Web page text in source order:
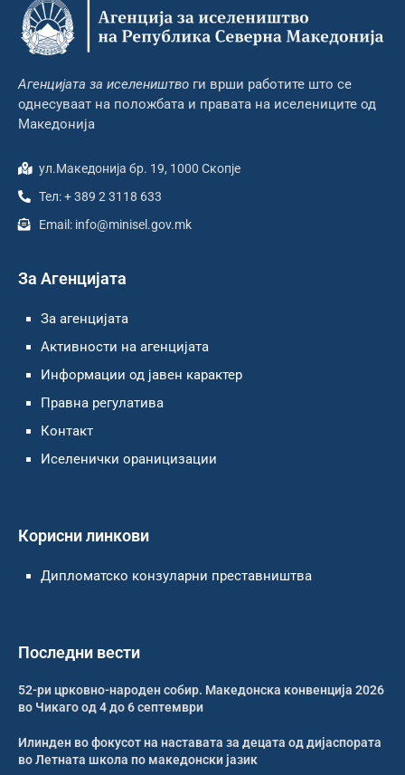
Агенцијата за иселеништво ги врши работите што се
однесуваат на положбата и правата на иселениците од
Македонија
ул.Македонија бр. 19, 1000 Скопје
Тел: + 389 2 3118 633
Email: info@minisel.gov.mk
За Агенцијата
За агенцијата
Активности на агенцијата
Информации од јавен карактер
Правна регулатива
Контакт
Иселенички ораницизации
Корисни линкови
Дипломатско конзуларни преставништва
Последни вести
52-ри црковно-народен собир. Македонска конвенција 2026
во Чикаго од 4 до 6 септември
Илинден во фокусот на наставата за децата од дијаспората
во Летната школа по македонски јазик